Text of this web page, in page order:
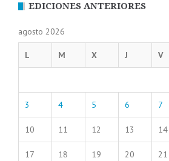
EDICIONES ANTERIORES
agosto 2026
L M X J V
3 4 5 6 7
10 11 12 13 14
17 18 19 20 21